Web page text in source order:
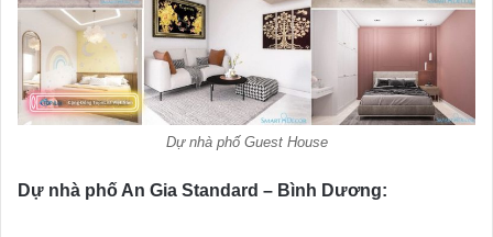
Dự nhà phố Guest House
Dự nhà phố An Gia Standard – Bình Dương: